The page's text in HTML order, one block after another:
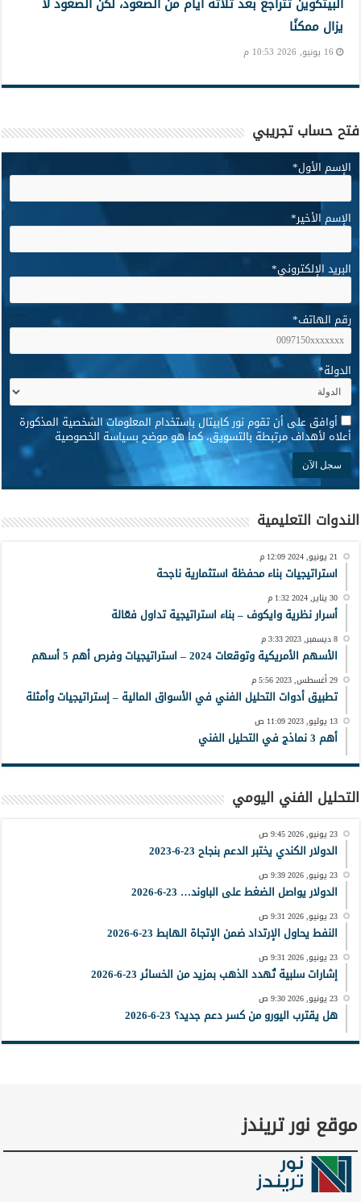
يزال ممكنًا
16 يونيو, 2026 10:53 م
فتح حساب تجريبي
الإسم الأول*
الإسم الأخير*
البريد الإلكتروني*
رقم الهاتف*
الدولة*
* أوافق على أن تقوم نور كابيتال باستخدام المعلومات الشخصية المذكورة
أعلاه لأهداف مرتبطة بالتسويق، كما هو موضح بسياسة الخصوصية
الندوات التعليمية
21 يونيو, 2024 12:09 م
استراتيجيات بناء محفظة استثمارية ناجحة
30 يناير, 2024 1:32 م
أسرار نظرية وايكوف – بناء استراتيجية تداول فعّالة
8 ديسمبر, 2023 3:33 م
الأسهم الأمريكية وتوقعات 2024 – استراتيجيات وفرص أهم 5 أسهم
29 أغسطس, 2023 5:56 م
تطبيق أدوات التحليل الفني في الأسواق المالية – إستراتيجيات وأمثلة
13 يوليو, 2023 11:09 ص
أهم 3 نماذج في التحليل الفني
التحليل الفني اليومي
23 يونيو, 2026 9:45 ص
الدولار الكندي يختبر الدعم بنجاح 23-6-2023
23 يونيو, 2026 9:39 ص
الدولار يواصل الضغط على الباوند… 23-6-2026
23 يونيو, 2026 9:31 ص
النفط يحاول الإرتداد ضمن الإتجاة الهابط 23-6-2026
23 يونيو, 2026 9:31 ص
إشارات سلبية تُهدد الذهب بمزيد من الخسائر 23-6-2026
23 يونيو, 2026 9:30 ص
هل يقترب اليورو من كسر دعم جديد؟ 23-6-2026
موقع نور تريندز